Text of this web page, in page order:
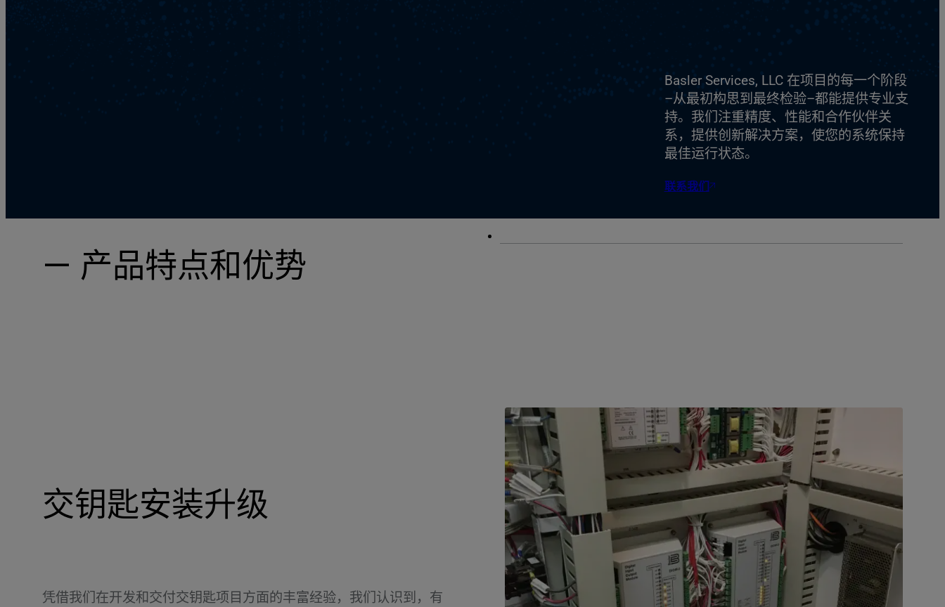
Basler Services, LLC 在项目的每一个阶段
–从最初构思到最终检验–都能提供专业支
持。我们注重精度、性能和合作伙伴关
系，提供创新解决方案，使您的系统保持
最佳运行状态。
联系我们
— 产品特点和优势
交钥匙安装升级
凭借我们在开发和交付交钥匙项目方面的丰富经验，我们认识到，有